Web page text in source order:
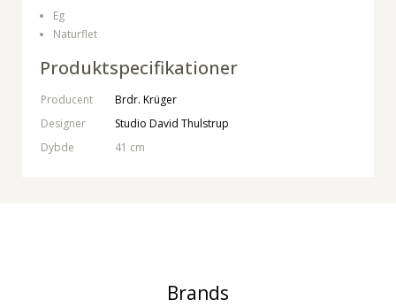
Eg
Naturflet
Produktspecifikationer
Producent
Brdr. Krüger
Designer
Studio David Thulstrup
Dybde
41 cm
Brands